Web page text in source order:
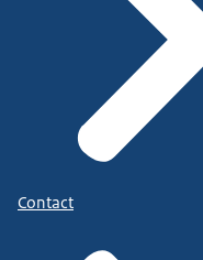
Contact